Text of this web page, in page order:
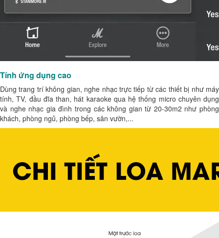
Tính ứng dụng cao
Dùng trang trí không gian, nghe nhạc trực tiếp từ các thiết bị như máy
tính, TV, đầu đĩa than, hát karaoke qua hệ thống micro chuyên dụng
và nghe nhạc gia đình trong các không gian từ 20-30m2 như phòng
khách, phòng ngủ, phòng bếp, sân vườn,...